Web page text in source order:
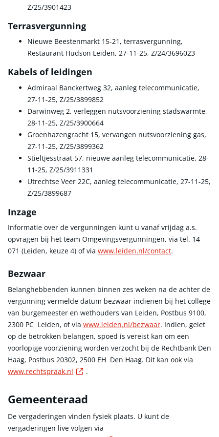
Z/25/3901423
Terrasvergunning
Nieuwe Beestenmarkt 15-21, terrasvergunning,
Restaurant Hudson Leiden, 27-11-25, Z/24/3696023
Kabels of leidingen
Admiraal Banckertweg 32, aanleg telecommunicatie,
27-11-25, Z/25/3899852
Darwinweg 2, verleggen nutsvoorziening stadswarmte,
28-11-25, Z/25/3900664
Groenhazengracht 15, vervangen nutsvoorziening gas,
27-11-25, Z/25/3899362
Stieltjesstraat 57, nieuwe aanleg telecommunicatie, 28-
11-25, Z/25/3911331
Utrechtse Veer 22C, aanleg telecommunicatie, 27-11-25,
Z/25/3899687
Inzage
Informatie over de vergunningen kunt u vanaf vrijdag a.s.
opvragen bij het team Omgevingsvergunningen, via tel. 14
071 (Leiden, keuze 4) of via www.leiden.nl/contact.
Bezwaar
Belanghebbenden kunnen binnen zes weken na de achter de
vergunning vermelde datum bezwaar indienen bij het college
van burgemeester en wethouders van Leiden, Postbus 9100,
2300 PC Leiden, of via www.leiden.nl/bezwaar. Indien, gelet
op de betrokken belangen, spoed is vereist kan om een
voorlopige voorziening worden verzocht bij de Rechtbank Den
Haag, Postbus 20302, 2500 EH Den Haag. Dit kan ook via
www.rechtspraak.nl
Externe link
.
Gemeenteraad
De vergaderingen vinden fysiek plaats. U kunt de
vergaderingen live volgen via